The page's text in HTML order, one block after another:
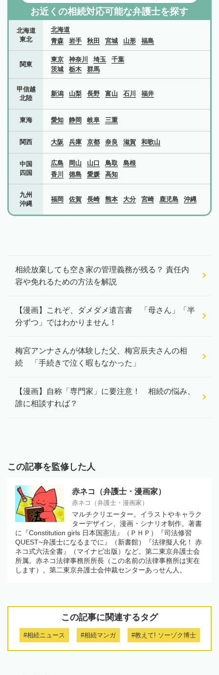
お近くの相続対応可能な弁護士を探す
北海道
東北
北海道
青森
岩手 秋田 宮城 山形 福島
関東
東京 神奈川 埼玉
千葉
茨城
栃木 群馬
甲信越
北陸
新潟 山梨 長野 富山 石川 福井
東海 愛知 静岡 岐阜 三重
関西 大阪 兵庫 京都 奈良 滋賀 和歌山
中国
四国
広島 岡山 山口 鳥取
島根
香川
徳島 愛媛 高知
九州
沖縄
福岡 佐賀 長崎 熊本 大分 宮崎 鹿児島 沖縄
相続放棄しても空き家の管理義務が残る？ 責任内
容や免れるための方法を解説
【漫画】これぞ、ダメダメ遺言書 「母さん」「半
分ずつ」ではわかりません！
梅宮アンナさんが体験した父、梅宮辰夫さんの相
続 「手続きで泣く暇もなかった」
【漫画】自称「専門家」に要注意！ 相続の悩み、
誰に相談すれば？
この記事を監修した人
赤ネコ（弁護士・漫画家）
赤ネコ（弁護士・漫画家）
マルチクリエーター。イラストやキャラク
ターデザイン、漫画・シナリオ制作。著書
に『Constitution girls 日本国憲法』（ＰＨＰ）『司法修習
QUEST~弁護士になるまでに』（新書館）『法律擬人化！ 赤
ネコ式六法全書』（マイナビ出版）など。第二東京弁護士会
所属。赤ネコ法律事務所所長（この名前の法律事務所は実在
します）。第二東京弁護士会仲裁センターあっせん人。
この記事に関連するタグ
#相続ニュース #相続マンガ #教えて! ソーゾク博士